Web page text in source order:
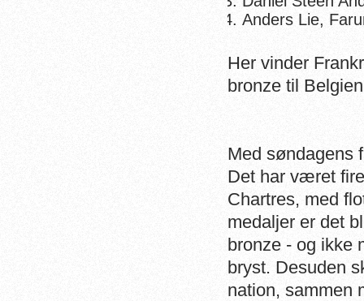
Anders Lie,
Her vinder
bronze til
Med søndagens
Det har været
Chartres, med
medaljer er det
bronze - og ikke
bryst. Desuden
nation, sammen